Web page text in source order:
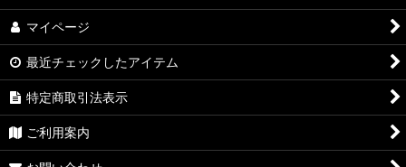
マイページ
最近チェックしたアイテム
特定商取引法表示
ご利用案内